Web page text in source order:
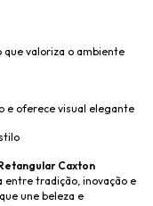
valoriza o ambiente
e oferece visual elegante
Caxton
entre tradição, inovação e
une beleza e